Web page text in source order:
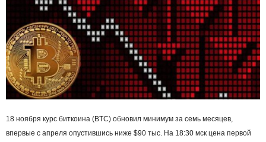
18 ноября курс биткоина (BTC) обновил минимум за семь месяцев,
впервые с апреля опустившись ниже $90 тыс. На 18:30 мск цена первой